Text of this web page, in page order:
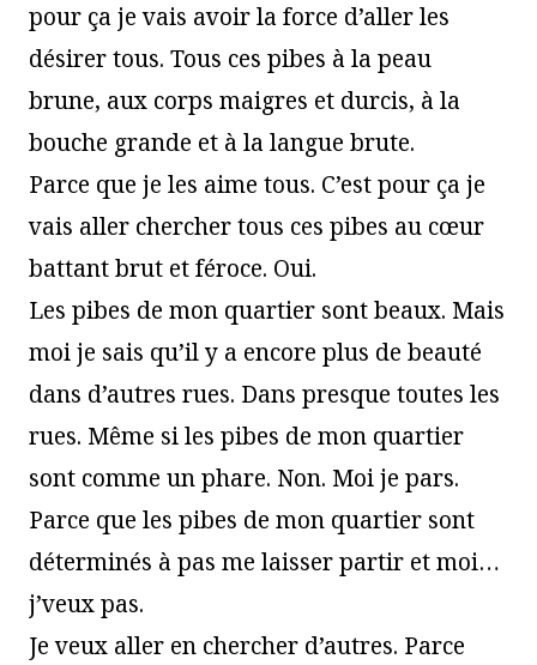
pour ça je vais avoir la force d’aller les
désirer tous. Tous ces pibes à la peau
brune, aux corps maigres et durcis, à la
bouche grande et à la langue brute.
Parce que je les aime tous. C’est pour ça je
vais aller chercher tous ces pibes au cœur
battant brut et féroce. Oui.
Les pibes de mon quartier sont beaux. Mais
moi je sais qu’il y a encore plus de beauté
dans d’autres rues. Dans presque toutes les
rues. Même si les pibes de mon quartier
sont comme un phare. Non. Moi je pars.
Parce que les pibes de mon quartier sont
déterminés à pas me laisser partir et moi…
j’veux pas.
Je veux aller en chercher d’autres. Parce